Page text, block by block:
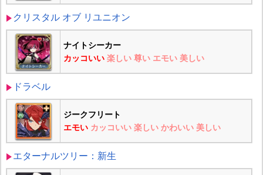
クリスタル オブ リユニオン
ナイトシーカー
カッコいい 楽しい 尊い エモい 美しい
ドラベル
ジークフリート
エモい カッコいい 楽しい かわいい 美しい
エターナルツリー：新生